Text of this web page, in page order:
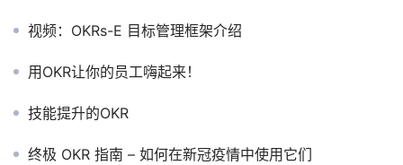
视频：OKRs-E 目标管理框架介绍
用OKR让你的员工嗨起来！
技能提升的OKR
终极 OKR 指南 – 如何在新冠疫情中使用它们